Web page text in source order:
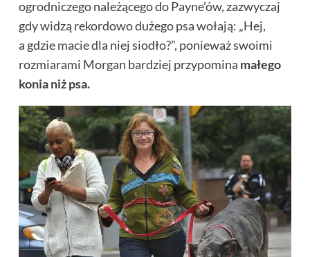
ogrodniczego należącego do Payne’ów, zazwyczaj
gdy widzą rekordowo dużego psa wołają: „Hej,
a gdzie macie dla niej siodło?”, ponieważ swoimi
rozmiarami Morgan bardziej przypomina małego
konia niż psa.